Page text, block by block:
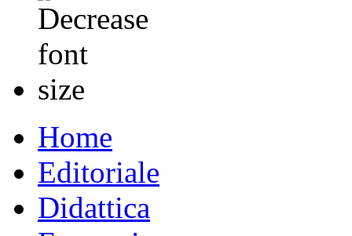
Home
Editoriale
Didattica